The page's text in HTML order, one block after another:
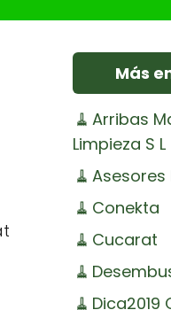
Más
🧹 Arribas
Limpieza S L
🧹 Asesores
🧹 Conekta
🧹 Cucarat
🧹
🧹 Dica2019